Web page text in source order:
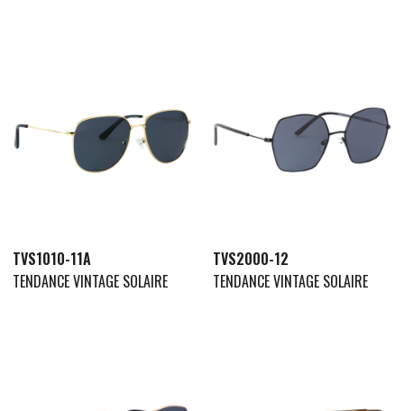
TVS1010-11A
TENDANCE VINTAGE SOLAIRE
TVS2000-12
TENDANCE VINTAGE SOLAIRE